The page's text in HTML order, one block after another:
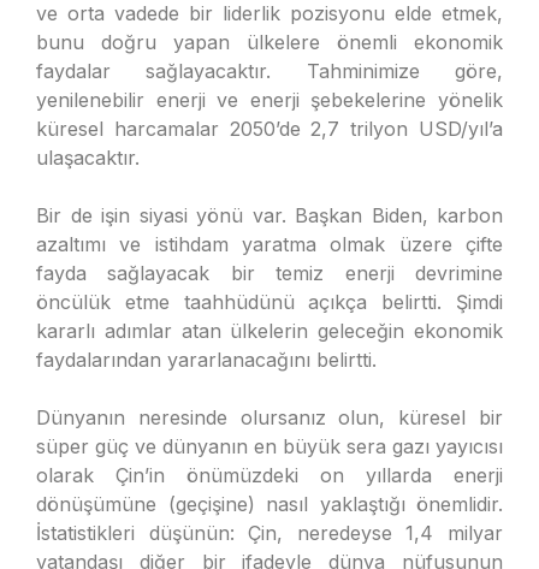
ve orta vadede bir liderlik pozisyonu elde etmek,
bunu doğru yapan ülkelere önemli ekonomik
faydalar sağlayacaktır. Tahminimize göre,
yenilenebilir enerji ve enerji şebekelerine yönelik
küresel harcamalar 2050’de 2,7 trilyon USD/yıl’a
ulaşacaktır.
Bir de işin siyasi yönü var. Başkan Biden, karbon
azaltımı ve istihdam yaratma olmak üzere çifte
fayda sağlayacak bir temiz enerji devrimine
öncülük etme taahhüdünü açıkça belirtti. Şimdi
kararlı adımlar atan ülkelerin geleceğin ekonomik
faydalarından yararlanacağını belirtti.
Dünyanın neresinde olursanız olun, küresel bir
süper güç ve dünyanın en büyük sera gazı yayıcısı
olarak Çin’in önümüzdeki on yıllarda enerji
dönüşümüne (geçişine) nasıl yaklaştığı önemlidir.
İstatistikleri düşünün: Çin, neredeyse 1,4 milyar
vatandaşı diğer bir ifadeyle dünya nüfusunun